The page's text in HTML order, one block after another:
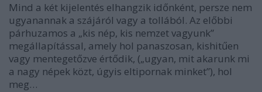
Mind a két kijelentés elhangzik időnként, persze nem
ugyanannak a szájáról vagy a tollából. Az előbbi
párhuzamos a „kis nép, kis nemzet vagyunk”
megállapítással, amely hol panaszosan, kishitűen
vagy mentegetőzve értődik, („ugyan, mit akarunk mi
a nagy népek közt, úgyis eltipornak minket”), hol
meg…